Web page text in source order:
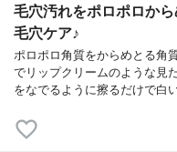
毛穴汚れをポロポロか
毛穴ケア♪
ポロポロ角質をからめとる角
でリップクリームのような見
をなでるように擦るだけで白